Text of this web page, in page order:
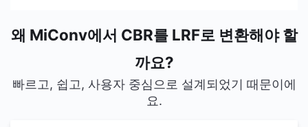
왜 MiConv에서 CBR를 LRF로 변환해야 할
까요?
빠르고, 쉽고, 사용자 중심으로 설계되었기 때문이에
요.